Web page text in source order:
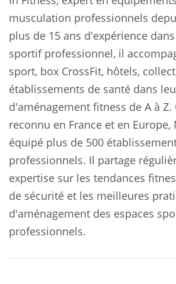
musculation professionnels
plus de 15 ans d'expérience
sportif professionnel, il
sport, box CrossFit, hôtels,
établissements de santé dans
d'aménagement fitness de A à
reconnu en France et en Europe,
équipé plus de 500
professionnels. Il partage
expertise sur les tendances
de sécurité et les meilleures
d'aménagement des espaces
professionnels.